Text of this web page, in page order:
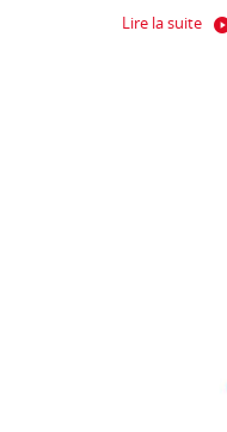
Lire la suite